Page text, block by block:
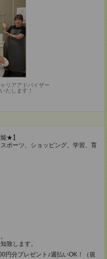
リアアドバイザー
たします！
★】
ポーツ、ショッピング、学習、育
致します。
円分プレゼント♪週払いOK！（規